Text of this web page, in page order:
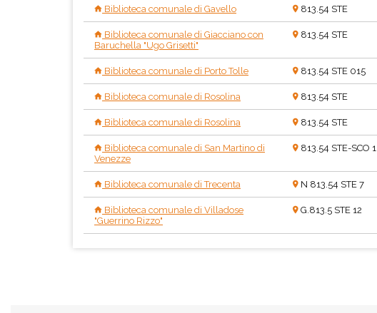
Biblioteca comunale di Gavello 813.54 STE
Biblioteca comunale di Giacciano con
Baruchella "Ugo Grisetti"
813.54 STE
Biblioteca comunale di Porto Tolle 813.54 STE 015
Biblioteca comunale di Rosolina 813.54 STE
Biblioteca comunale di Rosolina 813.54 STE
Biblioteca comunale di San Martino di
Venezze
813.54 STE-SCO 1
Biblioteca comunale di Trecenta N 813.54 STE 7
Biblioteca comunale di Villadose
"Guerrino Rizzo"
G.813.5 STE 12